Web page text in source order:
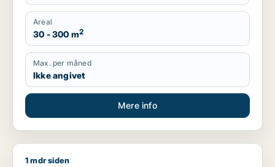
Areal
30 - 300 m2
Max. per måned
Ikke angivet
Mere info
Ümit søger værksted til leje i Storkøbenhavn
1 mdr siden